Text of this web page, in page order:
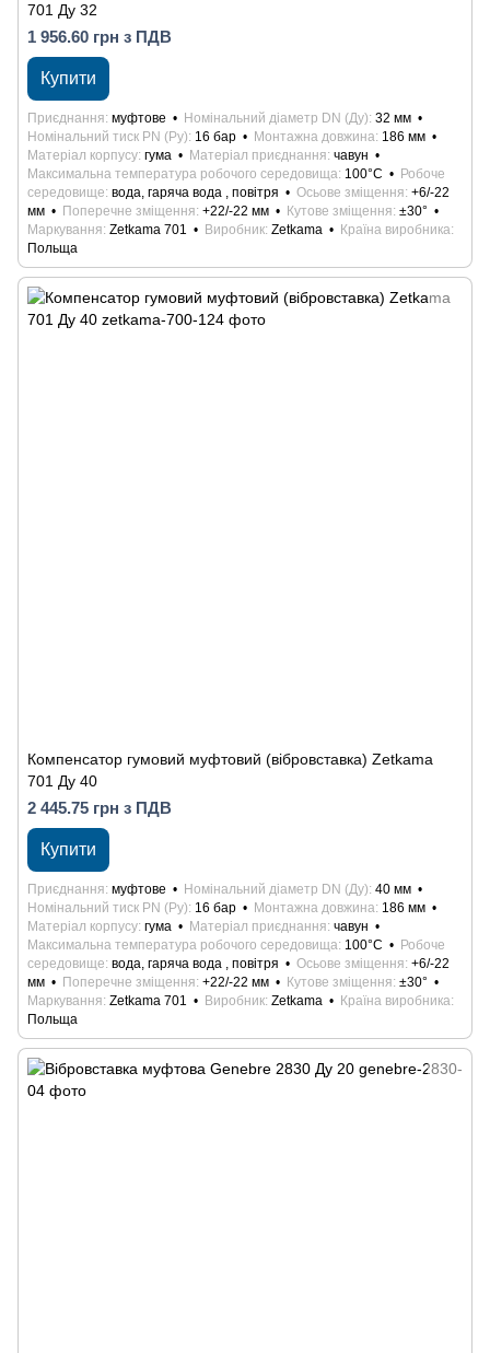
701 Ду 32
1 956.60 грн з ПДВ
Купити
Приєднання муфтове Номінальний діаметр DN (Ду) 32 мм
Номінальний тиск PN (Ру) 16 бар Монтажна довжина 186 мм
Матеріал корпусу гума Матеріал приєднання чавун
Максимальна температура робочого середовища 100°С
Робоче
середовище вода, гаряча вода , повітря Осьове зміщення +6/-22
мм
Поперечне зміщення +22/-22 мм Кутове зміщення ±30°
Маркування Zetkama 701 Виробник Zetkama
Країна виробника
Польща
Компенсатор гумовий муфтовий (вібровставка) Zetkama
701 Ду 40
2 445.75 грн з ПДВ
Купити
Приєднання муфтове Номінальний діаметр DN (Ду) 40 мм
Номінальний тиск PN (Ру) 16 бар Монтажна довжина 186 мм
Матеріал корпусу гума Матеріал приєднання чавун
Максимальна температура робочого середовища 100°С
Робоче
середовище вода, гаряча вода , повітря Осьове зміщення +6/-22
мм
Поперечне зміщення +22/-22 мм Кутове зміщення ±30°
Маркування Zetkama 701 Виробник Zetkama
Країна виробника
Польща